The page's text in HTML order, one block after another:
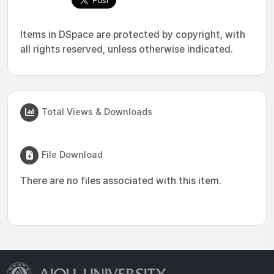
Items in DSpace are protected by copyright, with
all rights reserved, unless otherwise indicated.
Total Views & Downloads
File Download
There are no files associated with this item.